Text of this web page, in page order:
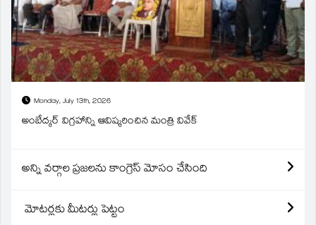
Monday, July 13th, 2026
అంబేద్కర్ విగ్రహాన్ని ఆవిష్కరించిన మంత్రి వివేక్
అన్ని వర్గాల ప్రజలను కాంగ్రెస్ మోసం చేసింది
మోటర్లకు మీటర్లు పెట్టం